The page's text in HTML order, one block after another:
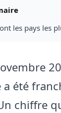
les pays les
été
chiffre